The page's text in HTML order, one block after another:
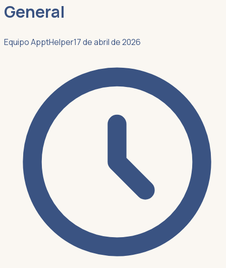
General
Equipo ApptHelper17 de abril de 2026